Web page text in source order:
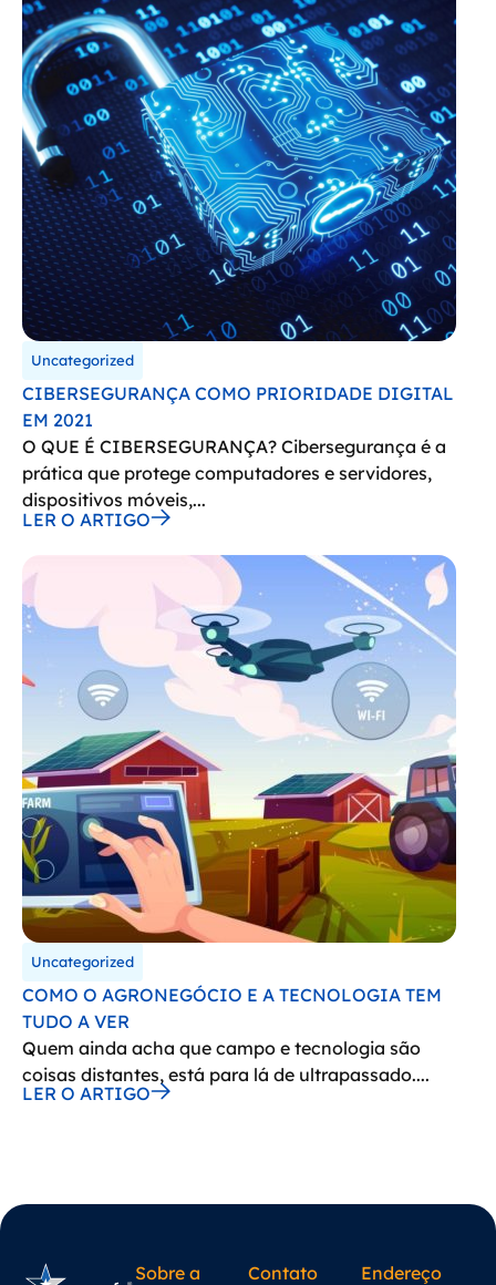
Uncategorized
CIBERSEGURANÇA COMO PRIORIDADE DIGITAL
EM 2021
O QUE É CIBERSEGURANÇA? Cibersegurança é a
prática que protege computadores e servidores,
dispositivos móveis,...
LER O ARTIGO
Uncategorized
COMO O AGRONEGÓCIO E A TECNOLOGIA TEM
TUDO A VER
Quem ainda acha que campo e tecnologia são
coisas distantes, está para lá de ultrapassado....
LER O ARTIGO
Sobre a
Contato
Endereço